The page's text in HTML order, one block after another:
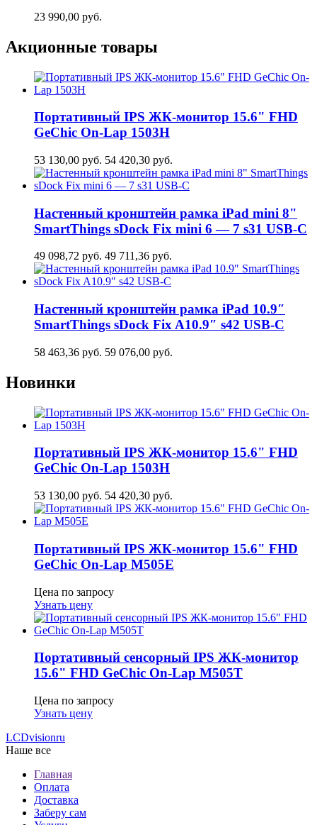
23 990,00 руб.
Акционные товары
Портативный IPS ЖК-монитор 15.6" FHD
GeСhic On-Lap 1503H
53 130,00 руб. 54 420,30 руб.
Настенный кронштейн рамка iPad mini 8"
SmartThings sDock Fix mini 6 — 7 s31 USB-C
49 098,72 руб. 49 711,36 руб.
Настенный кронштейн рамка iPad 10.9″
SmartThings sDock Fix A10.9″ s42 USB-C
58 463,36 руб. 59 076,00 руб.
Новинки
Портативный IPS ЖК-монитор 15.6" FHD
GeСhic On-Lap 1503H
53 130,00 руб. 54 420,30 руб.
Портативный IPS ЖК-монитор 15.6" FHD
GeСhic On-Lap M505E
Цена по запросу
Узнать цену
Портативный сенсорный IPS ЖК-монитор
15.6" FHD GeСhic On-Lap M505T
Цена по запросу
Узнать цену
LCDvisionru
Наше все
Главная
Оплата
Доставка
Заберу сам